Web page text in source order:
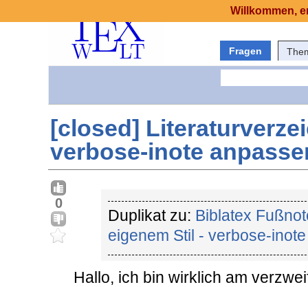
Fragen
[closed]
verbose-inote
0
Duplikat zu: Biblatex
eigenem Stil - verbose-
Hallo, ich bin wirklich am
Willkommen,